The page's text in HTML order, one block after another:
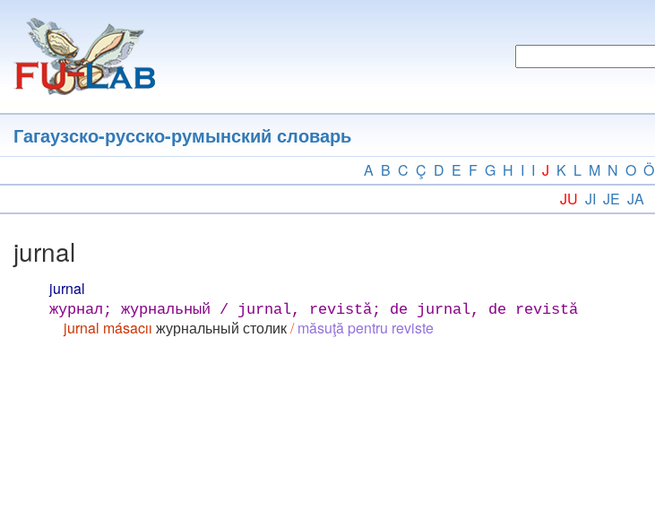
основному
содержанию
Гагаузско-русско-румынский словарь
A B C Ç D E F G H I I J K L M N O Ö
JU JI JE JA
jurnal
jurnal
журнал; журнальный / jurnal, revistă; de jurnal, de revistă
jurnal másacıı журнальный столик/ măsuţă pentru reviste